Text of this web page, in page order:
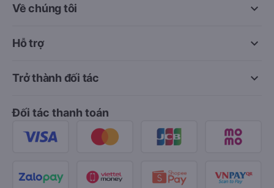
keyboard_arrow_down
Về chúng tôi
keyboard_arrow_down
Hỗ trợ
keyboard_arrow_down
Trở thành đối tác
Đối tác thanh toán